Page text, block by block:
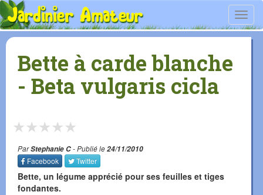
Bette à carde blanche
- Beta vulgaris cicla
★
★
★
★
★
ParStephanie C- Publié le24/11/2010
Facebook
Twitter
Bette, un légume apprécié pour ses feuilles et tiges
fondantes.